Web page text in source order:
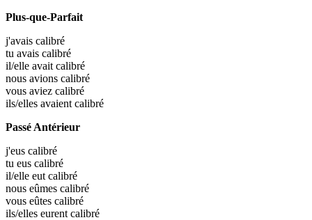
Plus-que-Parfait
j'avais calibré
tu avais calibré
il/elle avait calibré
nous avions calibré
vous aviez calibré
ils/elles avaient calibré
Passé Antérieur
j'eus calibré
tu eus calibré
il/elle eut calibré
nous eûmes calibré
vous eûtes calibré
ils/elles eurent calibré